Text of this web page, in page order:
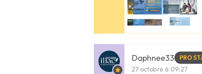
Daphnee33 PRO
27 octobre à 09:27